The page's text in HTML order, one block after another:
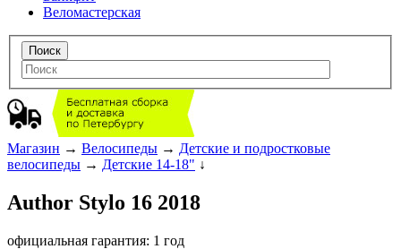
Веломастерская
Магазин → Велосипеды → Детские и подростковые
велосипеды → Детские 14-18" ↓
Author Stylo 16 2018
официальная гарантия: 1 год